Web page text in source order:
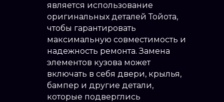
является использование
оригинальных деталей Тойота,
чтобы гарантировать
максимальную совместимость и
надежность ремонта. Замена
элементов кузова может
включать в себя двери, крылья,
бампер и другие детали,
которые подверглись